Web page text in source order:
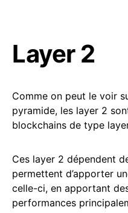
Layer 2
Comme on peut le voir
pyramide, les layer 2
blockchains de type
Ces layer 2 dépendent
permettent d’apporter
celle-ci, en apportant
performances